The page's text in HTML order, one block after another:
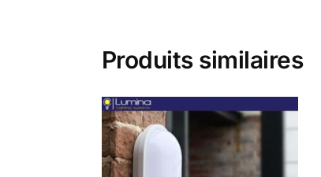
Produits similaires